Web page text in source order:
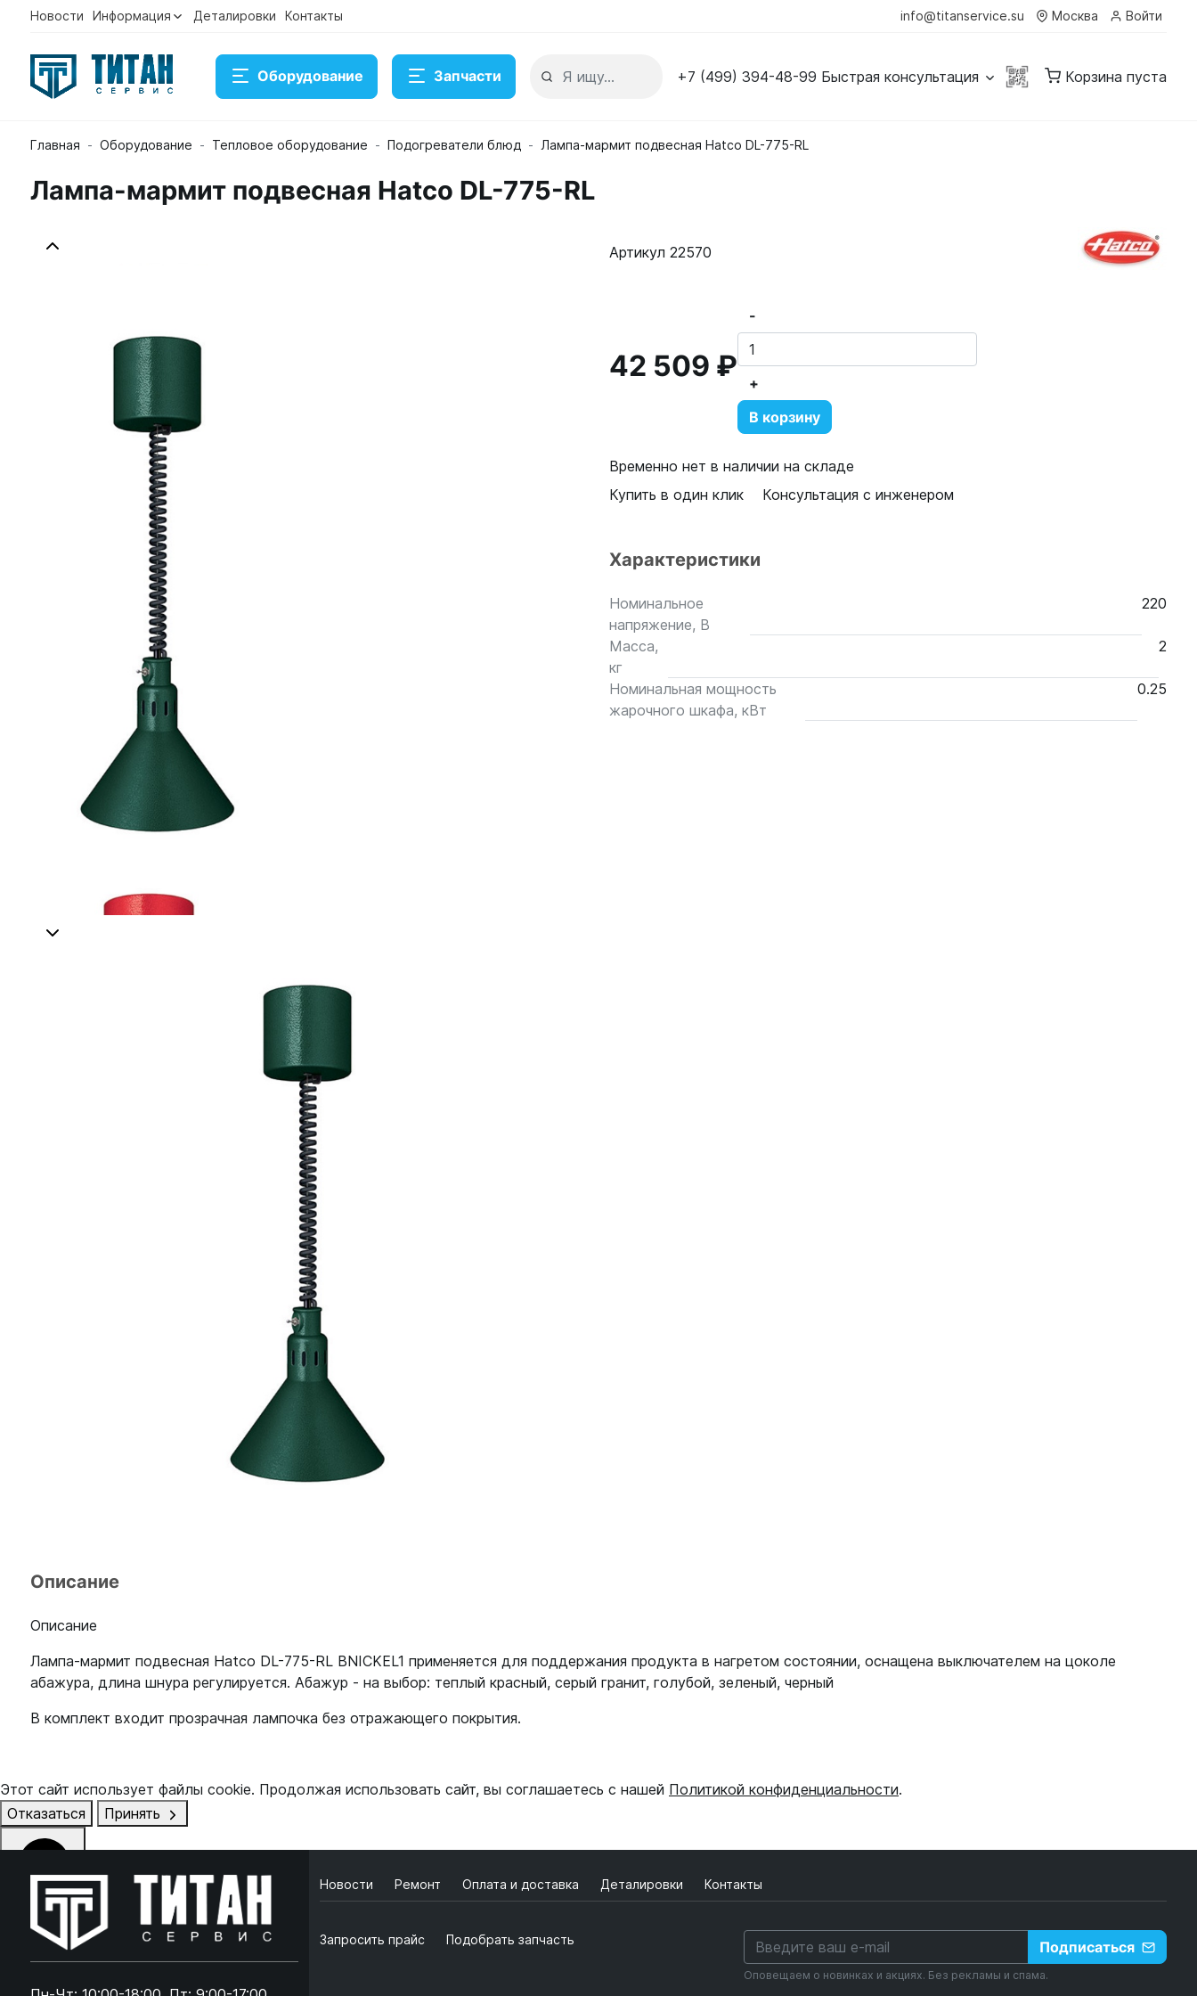
Новости Информация Деталировки Контакты info@titanservice.su Москва Войти
Оборудование Запчасти +7 (499) 394-48-99 Быстрая консультация Корзина пуста
Главная Оборудование Тепловое оборудование Подогреватели блюд Лампа-мармит подвесная Hatco DL-775-RL
Лампа-мармит подвесная Hatco DL-775-RL
Лампа-мармит подвесная Hatco DL-775-RL
Артикул 22570
42 509 ₽
-
+
В корзину
Временно нет в наличии на складе
Купить в один клик
Консультация с инженером
Характеристики
Номинальное
напряжение, В
220
Масса,
кг
2
Номинальная мощность
жарочного шкафа, кВт
0.25
Описание
Описание
Лампа-мармит подвесная Hatco DL-775-RL BNICKEL1 применяется для поддержания продукта в нагретом состоянии, оснащена выключателем на цоколе
абажура, длина шнура регулируется. Абажур - на выбор: теплый красный, серый гранит, голубой, зеленый, черный
В комплект входит прозрачная лампочка без отражающего покрытия.
Новости Ремонт Оплата и доставка Деталировки Контакты
Запросить прайс Подобрать запчасть Подписаться
Оповещаем о новинках и акциях. Без рекламы и спама.
Этот сайт использует файлы cookie. Продолжая использовать сайт, вы соглашаетесь с нашей Политикой конфиденциальности.
Отказаться
Принять
Online чат
ONLINE
Online чат